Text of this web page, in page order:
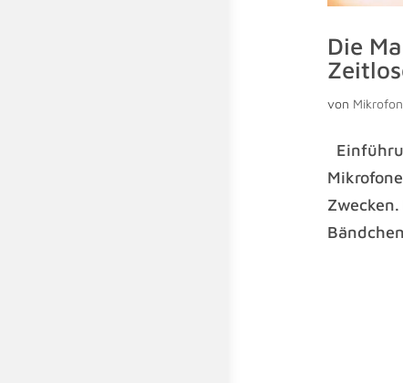
Die
von